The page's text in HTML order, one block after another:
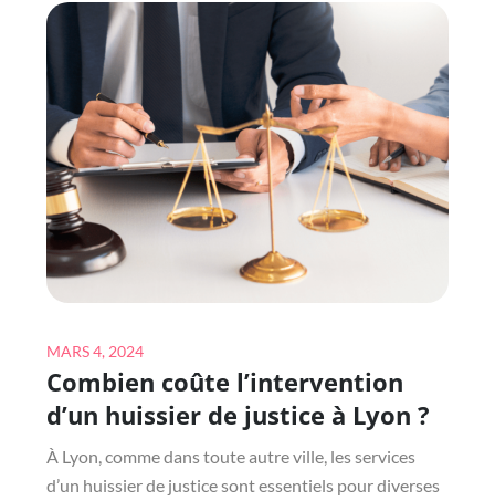
LICHENS
SUR
TOITURES
AFFECTENT-
ILS
L’ÉTANCHÉITÉ?
Posted
on
MARS 4, 2024
Combien coûte l’intervention
d’un huissier de justice à Lyon ?
À Lyon, comme dans toute autre ville, les services
d’un huissier de justice sont essentiels pour diverses